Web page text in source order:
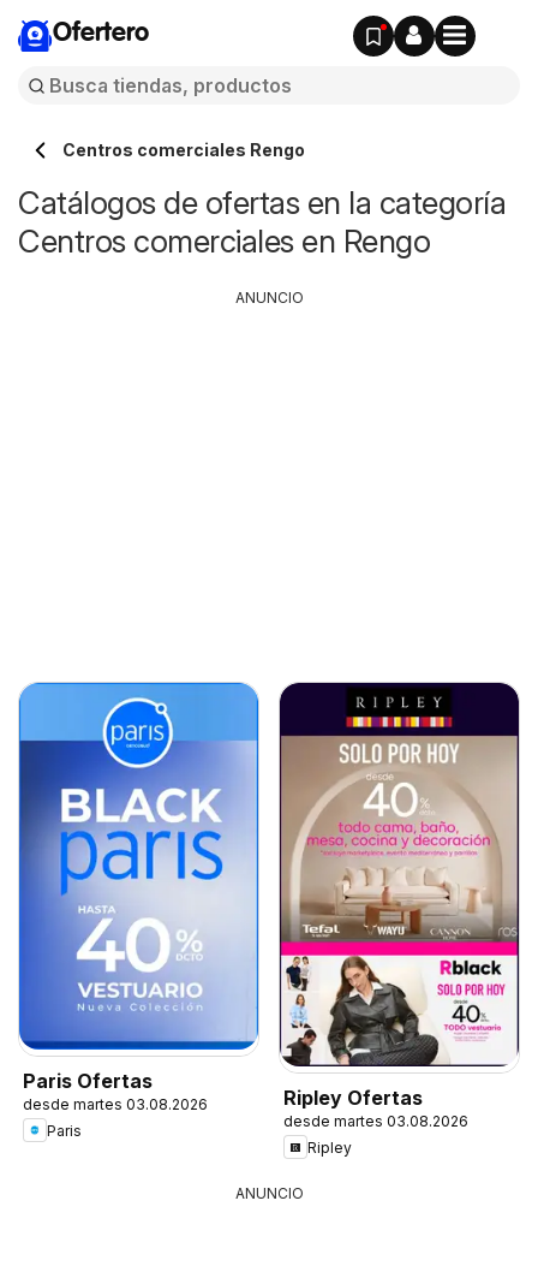
Ofertero
Centros comerciales Rengo
Catálogos de ofertas en la categoría
Centros comerciales en Rengo
Paris Ofertas
desde martes 03.08.2026
Paris
Ripley Ofertas
desde martes 03.08.2026
Ripley
ANUNCIO
ANUNCIO